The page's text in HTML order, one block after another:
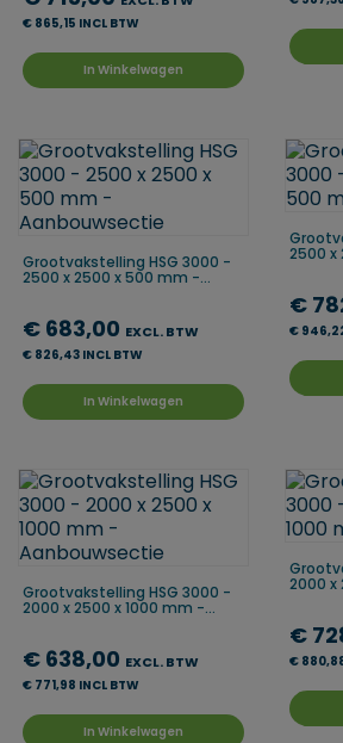
€ 865,15 INCL BTW
In Winkelwagen
Grootvakstelling HSG 3000 -
2500 x 2500 x 500 mm -...
€ 683,00 EXCL. BTW
€ 826,43 INCL BTW
In Winkelwagen
2500 x
€
€
Grootvakstelling HSG 3000 -
2000 x 2500 x 1000 mm -...
€ 638,00 EXCL. BTW
€ 771,98 INCL BTW
In Winkelwagen
2000 x
€
€